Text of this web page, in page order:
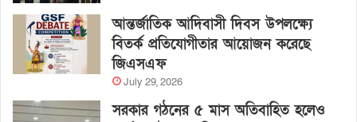
আন্তর্জাতিক আদিবাসী দিবস উপলক্ষ্যে
বিতর্ক প্রতিযোগীতার আয়োজন করেছে
জিএসএফ
July 29, 2026
সরকার গঠনের ৫ মাস অতিবাহিত হলেও